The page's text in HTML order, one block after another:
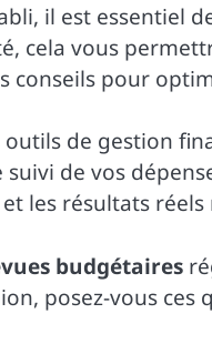
il est essentiel
cela vous
conseils pour
outils de gestion
de vos
les résultats réels
budgétaires
posez-vous ces